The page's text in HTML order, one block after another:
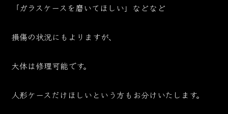
「ガラスケースを磨いてほしい」などなど
損傷の状況にもよりますが、
大体は修理可能です。
人形ケースだけほしいという方もお分けいたします。